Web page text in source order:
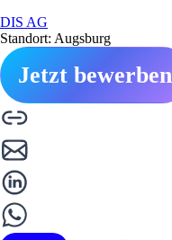
DIS AG
Standort: Augsburg
Jetzt bewerben